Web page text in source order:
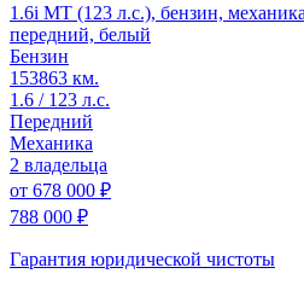
1.6i MT (123 л.с.), бензин,
передний, белый
Бензин
153863 км.
1.6 / 123 л.с.
Передний
Механика
2 владельца
от 678 000 ₽
788 000 ₽
Гарантия юридической чистоты